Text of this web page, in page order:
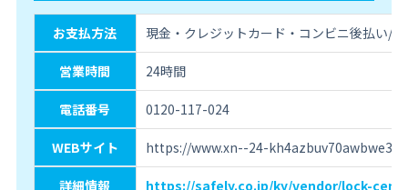
お支払方法 現金・クレジットカード・コンビニ後払い/
営業時間 24時間
電話番号 0120-117-024
WEBサイト https://www.xn--24-
詳細情報 https://safely.co.jp/ky/vendor/lock-